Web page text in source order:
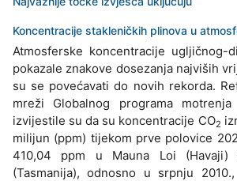
Koncentracije stakleničkih plinova u
Atmosferske koncentracije ugljičnog-
pokazale znakove dosezanja najviših
su se povećavati do novih rekorda.
mreži Globalnog programa motrenja
izvijestile su da su koncentracije CO2
milijun (ppm) tijekom prve polovice
410,04 ppm u Mauna Loi
(Tasmanija), odnosno u srpnju